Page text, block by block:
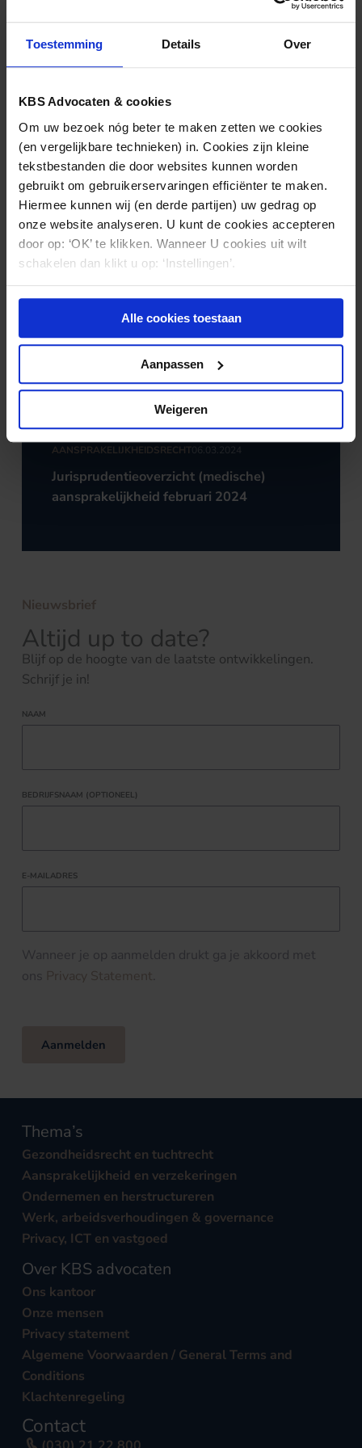
Toestemming Details Over
KBS Advocaten & cookies
Om uw bezoek nóg beter te maken zetten we cookies
(en vergelijkbare technieken) in. Cookies zijn kleine
tekstbestanden die door websites kunnen worden
gebruikt om gebruikerservaringen efficiënter te maken.
Hiermee kunnen wij (en derde partijen) uw gedrag op
onze website analyseren. U kunt de cookies accepteren
door op: ‘OK’ te klikken. Wanneer U cookies uit wilt
schakelen dan klikt u op: ‘Instellingen’.
Alle cookies toestaan
Aanpassen
Weigeren
AANSPRAKELIJKHEIDSRECHT 23.04.2024
Jurisprudentieoverzicht (medische)
aansprakelijkheid maart 2024
AANSPRAKELIJKHEIDSRECHT06.03.2024
Jurisprudentieoverzicht (medische)
aansprakelijkheid februari 2024
Nieuwsbrief
Altijd up to date?
Blijf op de hoogte van de laatste ontwikkelingen.
Schrijf je in!
NAAM
BEDRIJFSNAAM (OPTIONEEL)
E-MAILADRES
Wanneer je op aanmelden drukt ga je akkoord met
ons Privacy Statement.
Aanmelden
Thema’s
Gezondheidsrecht en tuchtrecht
Aansprakelijkheid en verzekeringen
Ondernemen en herstructureren
Werk, arbeidsverhoudingen & governance
Privacy, ICT en vastgoed
Over KBS advocaten
Ons kantoor
Onze mensen
Privacy statement
Algemene Voorwaarden / General Terms and
Conditions
Klachtenregeling
Contact